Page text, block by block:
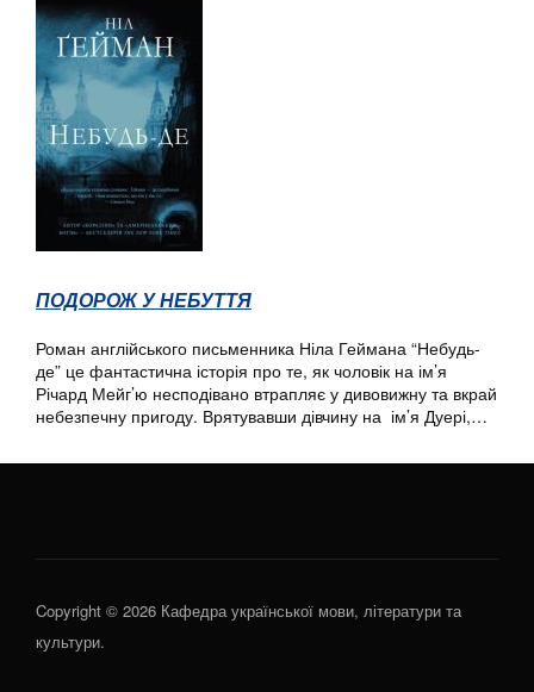
ПОДОРОЖ У НЕБУТТЯ
Роман англійського письменника Ніла Геймана “Небудь-
де” це фантастична історія про те, як чоловік на ім’я
Річард Мейг’ю несподівано втрапляє у дивовижну та вкрай
небезпечну пригоду. Врятувавши дівчину на ім’я Дуері,…
Copyright © 2026 Кафедра української мови, літератури та
культури.